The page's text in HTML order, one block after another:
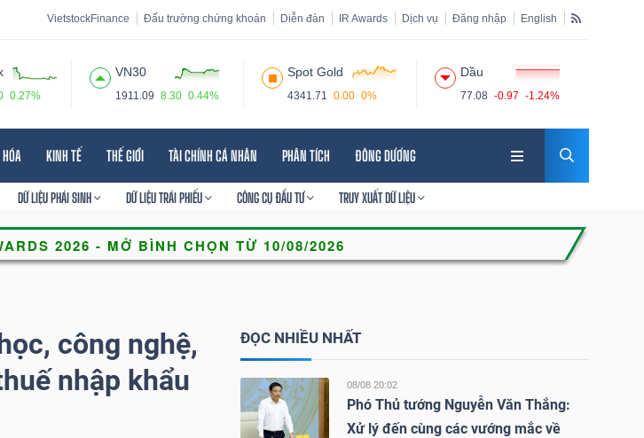
VietstockFinance Đấu trường chứng khoán Diễn đàn IR Awards Dịch vụ Đăng nhập English
0.27%
VN30
1911.09 8.30 0.44%
Spot Gold
4341.71 0.00 0%
Dầu
77.08 -0.97 -1.24%
KINH TẾ THẾ GIỚI TÀI CHÍNH CÁ NHÂN PHÂN TÍCH ĐÔNG DƯƠNG
DỮ LIỆU PHÁI SINH DỮ LIỆU TRÁI PHIẾU CÔNG CỤ ĐẦU TƯ TRUY XUẤT DỮ LIỆU
công nghệ,
nhập khẩu
ĐỌC NHIỀU NHẤT
08/08 20:02
Phó Thủ tướng Nguyễn Văn Thắng:
Xử lý đến cùng các vướng mắc về